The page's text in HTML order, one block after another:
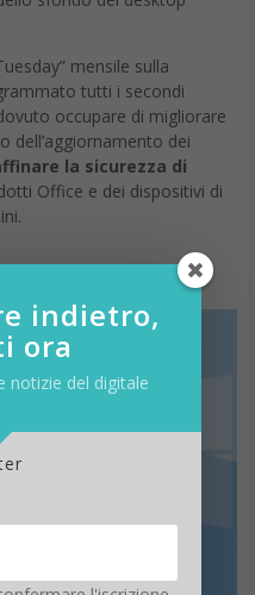
mensile sulla
tutti i secondi
occupare di migliorare
dell’aggiornamento dei
la sicurezza di
Office e dei dispositivi di
indietro,
ora
notizie del digitale